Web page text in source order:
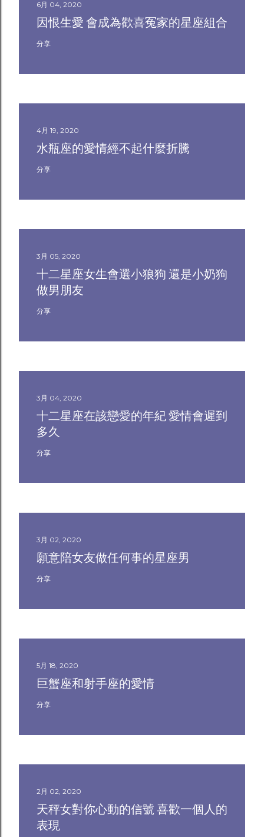
6月 04, 2020
因恨生愛 會成為歡喜冤家的星座組合
分享
4月 19, 2020
水瓶座的愛情經不起什麼折騰
分享
3月 05, 2020
十二星座女生會選小狼狗 還是小奶狗
做男朋友
分享
3月 04, 2020
十二星座在該戀愛的年紀 愛情會遲到
多久
分享
3月 02, 2020
願意陪女友做任何事的星座男
分享
5月 18, 2020
巨蟹座和射手座的愛情
分享
2月 02, 2020
天秤女對你心動的信號 喜歡一個人的
表現